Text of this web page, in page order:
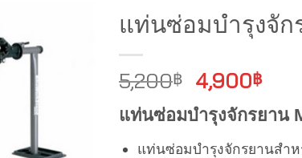
แท่นซ่อมบำรุงจัก
5,200฿ Original
price
was:
5,200฿.
4,900฿
is:
แท่นซ่อมบำรุงจักรยาน
แท่นซ่อมบำรุงจักรยานสำ